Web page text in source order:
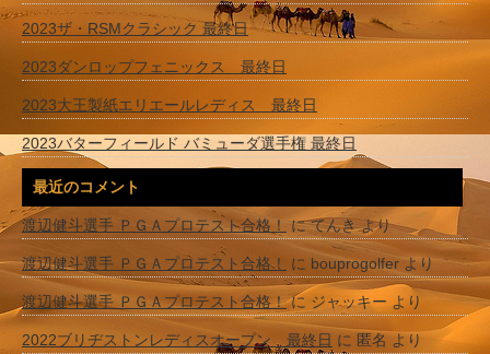
2023ザ・RSMクラシック 最終日
2023ダンロップフェニックス 最終日
2023大王製紙エリエールレディス 最終日
2023バターフィールド バミューダ選手権 最終日
最近のコメント
渡辺健斗選手 ＰＧＡプロテスト合格！ にてんきより
渡辺健斗選手 ＰＧＡプロテスト合格！ に bouprogolfer より
渡辺健斗選手 ＰＧＡプロテスト合格！に ジャッキー より
2022ブリヂストンレディスオープン 最終日 に 匿名 より